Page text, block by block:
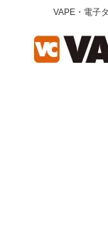
VAPE・電子